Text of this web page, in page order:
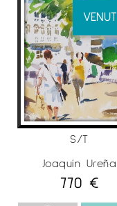
VENUT
S/T
Joaquín Ureña
770 €